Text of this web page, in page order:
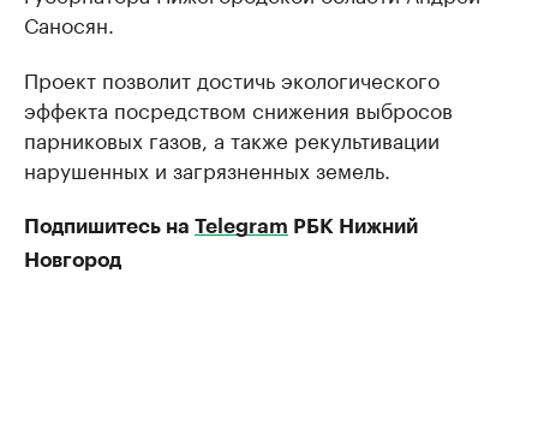
Саносян.
Проект позволит достичь экологического
эффекта посредством снижения выбросов
парниковых газов, а также рекультивации
нарушенных и загрязненных земель.
Подпишитесь на Telegram РБК Нижний
Новгород